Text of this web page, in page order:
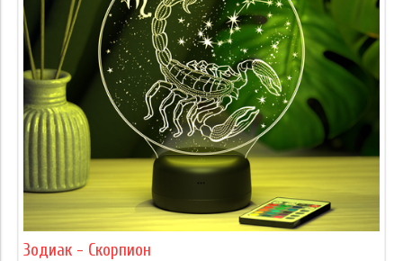
Зодиак - Скорпион